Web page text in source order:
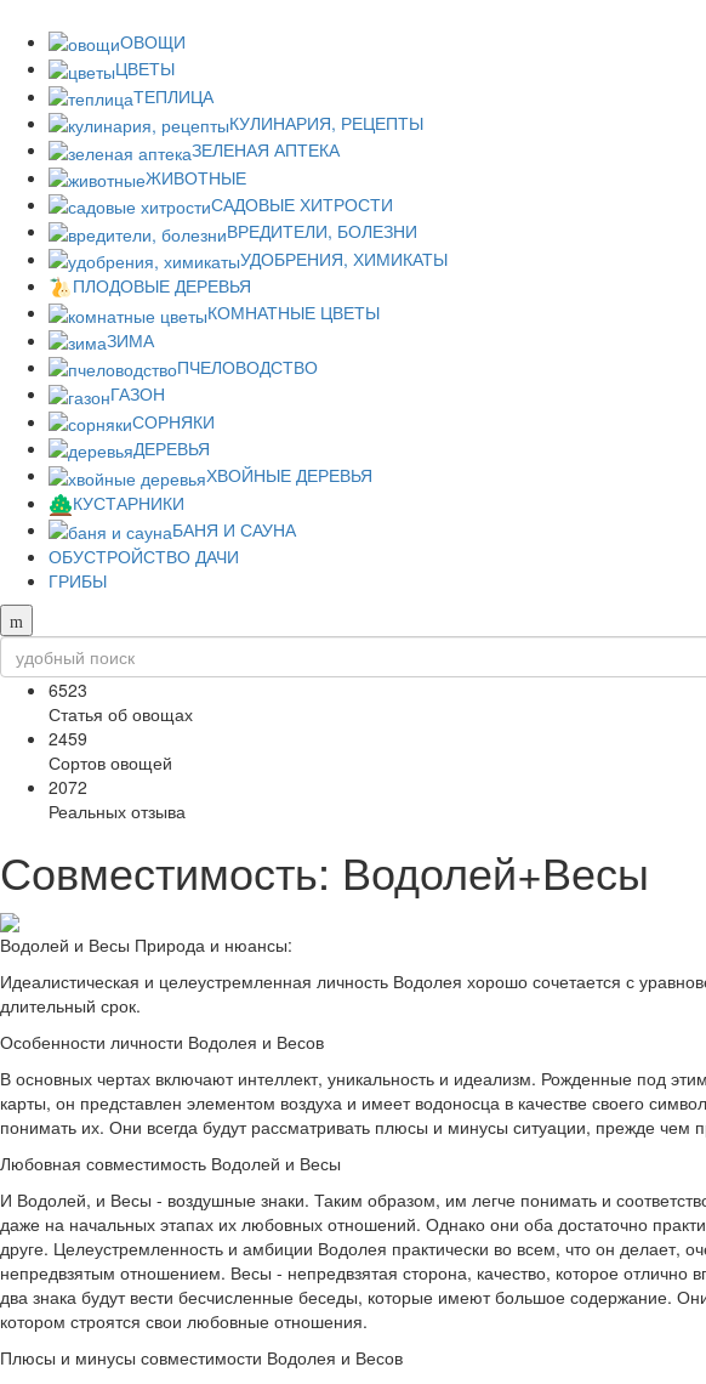
ОВОЩИ
ЦВЕТЫ
ТЕПЛИЦА
КУЛИНАРИЯ, РЕЦЕПТЫ
ЗЕЛЕНАЯ АПТЕКА
ЖИВОТНЫЕ
САДОВЫЕ ХИТРОСТИ
ВРЕДИТЕЛИ, БОЛЕЗНИ
УДОБРЕНИЯ, ХИМИКАТЫ
ПЛОДОВЫЕ ДЕРЕВЬЯ
КОМНАТНЫЕ ЦВЕТЫ
ЗИМА
ПЧЕЛОВОДСТВО
ГАЗОН
СОРНЯКИ
ДЕРЕВЬЯ
ХВОЙНЫЕ ДЕРЕВЬЯ
КУСТАРНИКИ
БАНЯ И САУНА
ОБУСТРОЙСТВО ДАЧИ
ГРИБЫ
6523
Статья об овощах
2459
Сортов овощей
2072
Реальных отзыва
Совместимость: Водолей+Весы
Водолей и Весы Природа и нюансы:
Идеалистическая и целеустремленная личность Водолея хорошо сочетается с
длительный срок.
Особенности личности Водолея и Весов
В основных чертах включают интеллект, уникальность и идеализм. Рожденные под
карты, он представлен элементом воздуха и имеет водоносца в качестве своего
понимать их. Они всегда будут рассматривать плюсы и минусы ситуации, прежде чем
Любовная совместимость Водолей и Весы
И Водолей, и Весы - воздушные знаки. Таким образом, им легче понимать и
даже на начальных этапах их любовных отношений. Однако они оба достаточно
друге. Целеустремленность и амбиции Водолея практически во всем, что он
непредвзятым отношением. Весы - непредвзятая сторона, качество, которое
два знака будут вести бесчисленные беседы, которые имеют большое содержание.
котором строятся свои любовные отношения.
Плюсы и минусы совместимости Водолея и Весов